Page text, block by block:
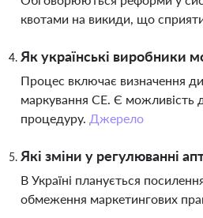
квотами на викиди, що
Як українські виробники
Процес включає визначення
маркування СЕ. Є можливість
процедуру. Джерело
Які зміни у регулюванні
В Україні планується
обмеження маркетингових